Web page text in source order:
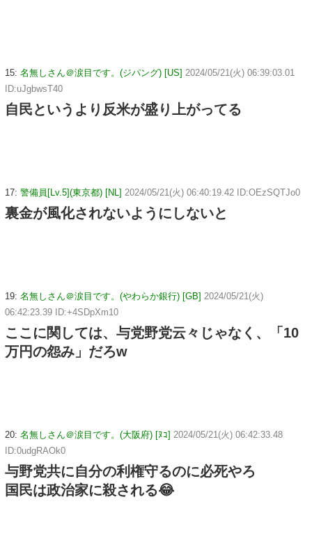
15: 名無しさん＠涙目です。(ジパング) [US] 2024/05/21(火) 06:39:03.01
ID:uJgbwsT40
自民というより反米が盛り上がってる
17: 警備員[Lv.5](東京都) [NL] 2024/05/21(火) 06:40:19.42 ID:OEzSQTJo0
裏金が風化されないようにしないと
19: 名無しさん＠涙目です。(やわらか銀行) [GB] 2024/05/21(火)
06:42:23.39 ID:+4SDpXm10
ここに関しては、与党野党云々じゃなく、「10
万円の怨み」だろw
20: 名無しさん＠涙目です。(大阪府) [ﾇｺ] 2024/05/21(火) 06:42:33.48
ID:0udgRAOk0
与野党共に自分の利権守るのに必死やろ
国民は政治家に殺される😂